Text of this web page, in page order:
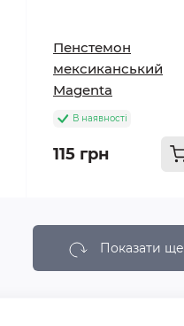
Пенстемон
мексиканський
Magenta
В наявності
115 грн
Показати ще